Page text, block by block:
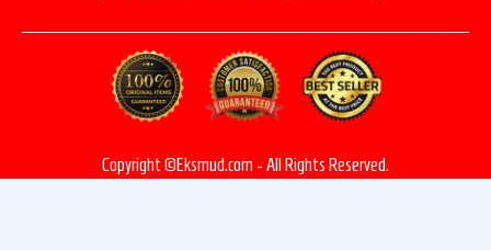
Copyright ©Eksmud.com - All Rights Reserved.